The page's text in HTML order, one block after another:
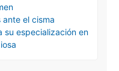
el cisma
su especialización en